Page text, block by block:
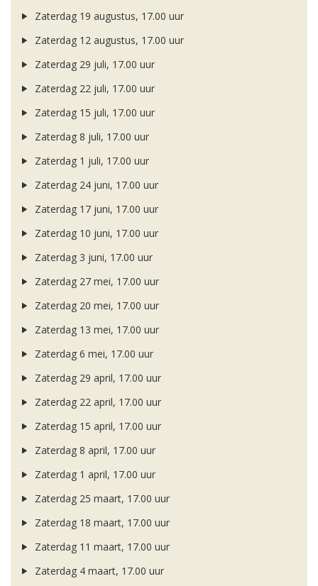
Zaterdag 19 augustus, 17.00 uur
Zaterdag 12 augustus, 17.00 uur
Zaterdag 29 juli, 17.00 uur
Zaterdag 22 juli, 17.00 uur
Zaterdag 15 juli, 17.00 uur
Zaterdag 8 juli, 17.00 uur
Zaterdag 1 juli, 17.00 uur
Zaterdag 24 juni, 17.00 uur
Zaterdag 17 juni, 17.00 uur
Zaterdag 10 juni, 17.00 uur
Zaterdag 3 juni, 17.00 uur
Zaterdag 27 mei, 17.00 uur
Zaterdag 20 mei, 17.00 uur
Zaterdag 13 mei, 17.00 uur
Zaterdag 6 mei, 17.00 uur
Zaterdag 29 april, 17.00 uur
Zaterdag 22 april, 17.00 uur
Zaterdag 15 april, 17.00 uur
Zaterdag 8 april, 17.00 uur
Zaterdag 1 april, 17.00 uur
Zaterdag 25 maart, 17.00 uur
Zaterdag 18 maart, 17.00 uur
Zaterdag 11 maart, 17.00 uur
Zaterdag 4 maart, 17.00 uur